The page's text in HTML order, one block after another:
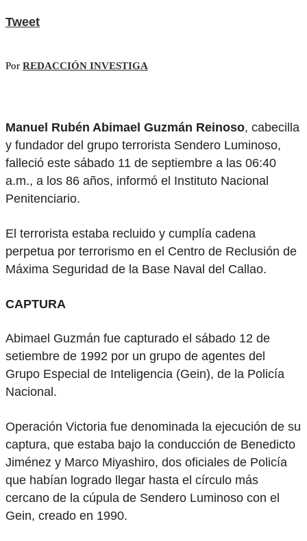
Tweet
Por REDACCIÓN INVESTIGA
Manuel Rubén Abimael Guzmán Reinoso, cabecilla
y fundador del grupo terrorista Sendero Luminoso,
falleció este sábado 11 de septiembre a las 06:40
a.m., a los 86 años, informó el Instituto Nacional
Penitenciario.
El terrorista estaba recluido y cumplía cadena
perpetua por terrorismo en el Centro de Reclusión de
Máxima Seguridad de la Base Naval del Callao.
CAPTURA
Abimael Guzmán fue capturado el sábado 12 de
setiembre de 1992 por un grupo de agentes del
Grupo Especial de Inteligencia (Gein), de la Policía
Nacional.
Operación Victoria fue denominada la ejecución de su
captura, que estaba bajo la conducción de Benedicto
Jiménez y Marco Miyashiro, dos oficiales de Policía
que habían logrado llegar hasta el círculo más
cercano de la cúpula de Sendero Luminoso con el
Gein, creado en 1990.